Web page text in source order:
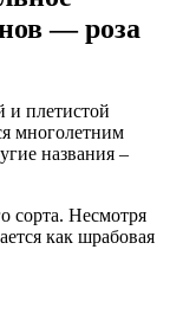
— роза
и плетистой
многолетним
названия –
сорта. Несмотря
как шрабовая